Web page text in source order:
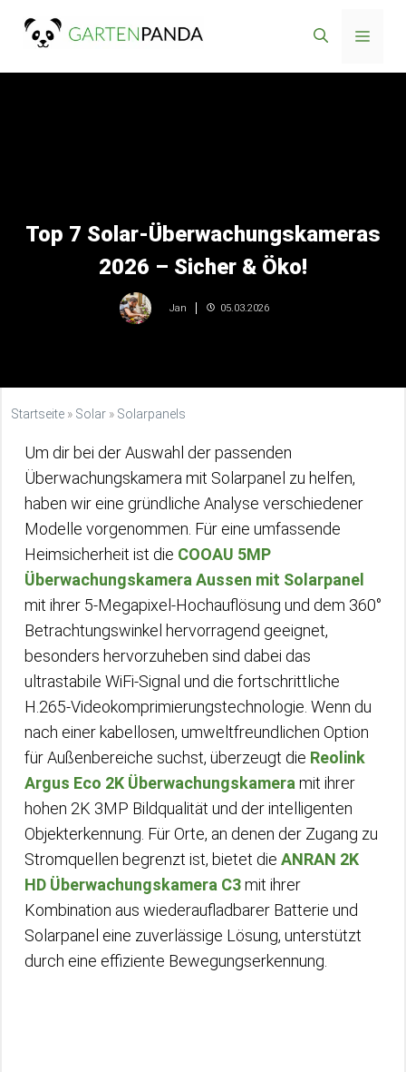
Inhalt
Menü
Top 7 Solar-Überwachungskameras
2026 – Sicher & Öko!
Jan 05.03.2026
Startseite » Solar » Solarpanels
Um dir bei der Auswahl der passenden
Überwachungskamera mit Solarpanel zu helfen,
haben wir eine gründliche Analyse verschiedener
Modelle vorgenommen. Für eine umfassende
Heimsicherheit ist die COOAU 5MP
Überwachungskamera Aussen mit Solarpanel
mit ihrer 5-Megapixel-Hochauflösung und dem 360°
Betrachtungswinkel hervorragend geeignet,
besonders hervorzuheben sind dabei das
ultrastabile WiFi-Signal und die fortschrittliche
H.265-Videokomprimierungstechnologie. Wenn du
nach einer kabellosen, umweltfreundlichen Option
für Außenbereiche suchst, überzeugt die Reolink
Argus Eco 2K Überwachungskamera mit ihrer
hohen 2K 3MP Bildqualität und der intelligenten
Objekterkennung. Für Orte, an denen der Zugang zu
Stromquellen begrenzt ist, bietet die ANRAN 2K
HD Überwachungskamera C3mit ihrer
Kombination aus wiederaufladbarer Batterie und
Solarpanel eine zuverlässige Lösung, unterstützt
durch eine effiziente Bewegungserkennung.